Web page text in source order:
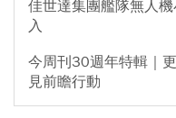
佳世達集團艦隊無人
入
今周刊30週年特輯｜
見前瞻行動